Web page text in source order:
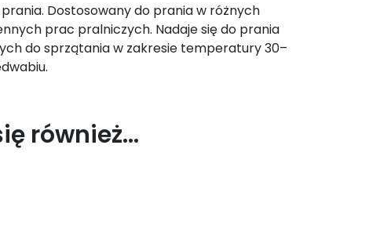
Dostosowany do prania w różnych
prac pralniczych. Nadaje się do prania
do sprzątania w zakresie temperatury 30–
również…